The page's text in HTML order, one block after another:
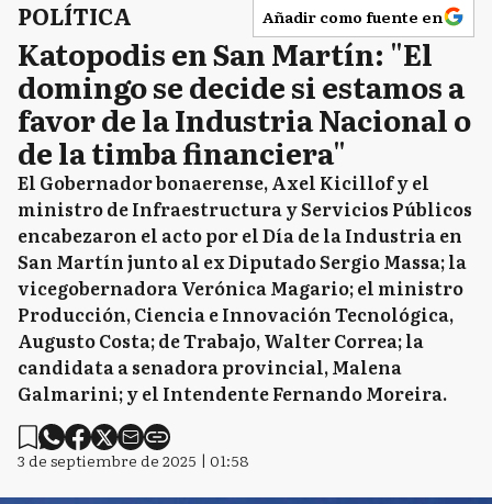
POLÍTICA Añadir como fuente en
Katopodis en San Martín: "El
domingo se decide si estamos a
favor de la Industria Nacional o
de la timba financiera"
El Gobernador bonaerense, Axel Kicillof y el
ministro de Infraestructura y Servicios Públicos
encabezaron el acto por el Día de la Industria en
San Martín junto al ex Diputado Sergio Massa; la
vicegobernadora Verónica Magario; el ministro
Producción, Ciencia e Innovación Tecnológica,
Augusto Costa; de Trabajo, Walter Correa; la
candidata a senadora provincial, Malena
Galmarini; y el Intendente Fernando Moreira.
3 de septiembre de 2025 | 01:58